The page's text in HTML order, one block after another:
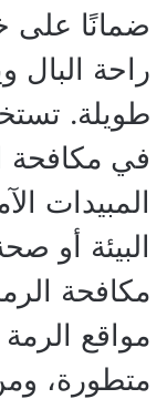
ضمانًا على
راحة البال
طويلة.
في مكافحة
المبيدات
البيئة أو
مكافحة
مواقع
متطورة،